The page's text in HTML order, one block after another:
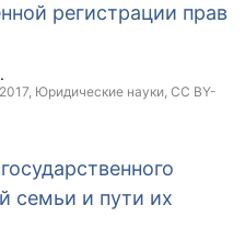
регистрации прав
, Юридические науки, CC BY-
семьи и пути их